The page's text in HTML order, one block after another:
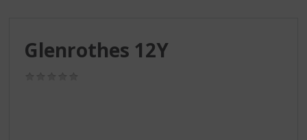
Glenrothes 12Y